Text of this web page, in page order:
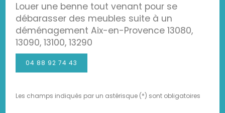
Louer une benne tout venant pour se
débarasser des meubles suite à un
déménagement Aix-en-Provence 13080,
13090, 13100, 13290
04 88 92 74 43
Les champs indiqués par un astérisque (*) sont obligatoires